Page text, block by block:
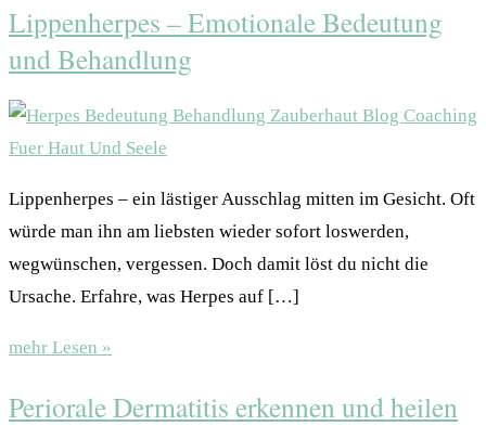
Lippenherpes – Emotionale Bedeutung
und Behandlung
Lippenherpes – ein lästiger Ausschlag mitten im Gesicht. Oft
würde man ihn am liebsten wieder sofort loswerden,
wegwünschen, vergessen. Doch damit löst du nicht die
Ursache. Erfahre, was Herpes auf […]
mehr Lesen »
Periorale Dermatitis erkennen und heilen